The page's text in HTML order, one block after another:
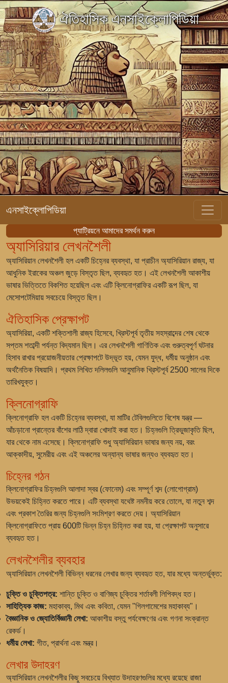
ঐতিহাসিক এনসাইক্লোপিডিয়া
এনসাইক্লোপিডিয়া
প্যাট্রিয়নে আমাদের সমর্থন করুন
অ্যাসিরিয়ার লেখনশৈলী
অ্যাসিরিয়ান লেখনশৈলী হল একটি চিহ্নের ব্যবস্থা, যা প্রাচীন অ্যাসিরিয়ান রাজ্য, যা
আধুনিক ইরাকের অঞ্চল জুড়ে বিস্তৃত ছিল, ব্যবহৃত হত। এই লেখনশৈলী আকাশীয়
ভাষার ভিত্তিতে বিকশিত হয়েছিল এবং এটি ক্লিনোগ্রাফির একটি রূপ ছিল, যা
মেসোপটেমিয়ায় সবচেয়ে বিস্তৃত ছিল।
ঐতিহাসিক প্রেক্ষাপট
অ্যাসিরিয়া, একটি শক্তিশালী রাজ্য হিসেবে, খ্রিস্টপূর্ব তৃতীয় সহস্রাব্দের শেষ থেকে
সপ্তম শতাব্দী পর্যন্ত বিদ্যমান ছিল। এর লেখনশৈলী গাণিতিক এবং গুরুত্বপূর্ণ ঘটনার
হিসাব রাখার প্রয়োজনীয়তার প্রেক্ষাপটে উদ্ভূত হয়, যেমন যুদ্ধ, ধর্মীয় অনুষ্ঠান এবং
অর্থনৈতিক বিষয়াদি। প্রথম লিখিত দলিলগুলি আনুমানিক খ্রিস্টপূর্ব 2500 সালের দিকে
তারিখযুক্ত।
ক্লিনোগ্রাফি
ক্লিনোগ্রাফি হল একটি চিহ্নের ব্যবস্থা, যা মাটির টেবিলগুলিতে বিশেষ যন্ত্র —
আঁচড়ানো প্রান্তের বাঁশের লাঠি দ্বারা খোদাই করা হত। চিহ্নগুলি ত্রিভুজাকৃতি ছিল,
যার থেকে নাম এসেছে। ক্লিনোগ্রাফি শুধু অ্যাসিরিয়ান ভাষার জন্য নয়, বরং
আক্কাদীয়, সুমেরীয় এবং এই অঞ্চলের অন্যান্য ভাষার জন্যও ব্যবহৃত হত।
চিহ্নের গঠন
ক্লিনোগ্রাফির চিহ্নগুলি আলাদা স্বর (ফোনেম) এবং সম্পূর্ণ শব্দ (লোগোগ্রাম)
উভয়কেই চিহ্নিত করতে পারে। এটি ব্যবস্থা যথেষ্ট নমনীয় করে তোলে, যা নতুন শব্দ
এবং প্রকাশ তৈরির জন্য চিহ্নগুলি সংমিশ্রণ করতে দেয়। অ্যাসিরিয়ান
ক্লিনোগ্রাফিতে প্রায় 600টি ভিন্ন চিহ্ন চিহ্নিত করা হয়, যা প্রেক্ষাপট অনুসারে
ব্যবহৃত হত।
লেখনশৈলীর ব্যবহার
অ্যাসিরিয়ান লেখনশৈলী বিভিন্ন ধরনের লেখার জন্য ব্যবহৃত হত, যার মধ্যে অন্তর্ভুক্ত:
চুক্তি ও চুক্তিপত্র: শান্তি চুক্তি ও বাণিজ্য চুক্তির শর্তাবলী লিপিবদ্ধ হত।
সাহিত্যিক কাজ: মহাকাব্য, মিথ এবং কবিতা, যেমন "গিলগামেশের মহাকাব্য"।
বৈজ্ঞানিক ও জ্যোতির্বিজ্ঞানী লেখা: আকাশীয় বস্তু পর্যবেক্ষণের এবং গণনা সংক্রান্ত
রেকর্ড।
ধর্মীয় লেখা: গীত, প্রার্থনা এবং মন্ত্র।
লেখার উদাহরণ
অ্যাসিরিয়ান লেখনশৈলীর কিছু সবচেয়ে বিখ্যাত উদাহরণগুলির মধ্যে রয়েছে রাজা